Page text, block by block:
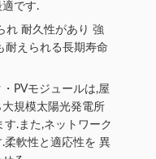
です.
れ 耐久性があり 強
耐えられる長期寿命
PVモジュールは,屋
規模太陽光発電所
.また,ネットワーク
柔軟性と適応性を 異